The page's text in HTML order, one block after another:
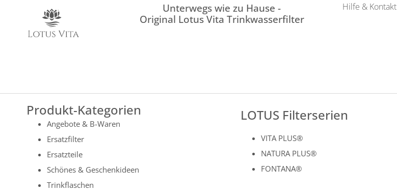
Unterwegs wie zu Hause -
Original Lotus Vita Trinkwasserfilter
Hilfe & Kontakt
Produkt-Kategorien
Angebote & B-Waren
Ersatzfilter
Ersatzteile
Schönes & Geschenkideen
Trinkflaschen
LOTUS Filterserien
VITA PLUS®
NATURA PLUS®
FONTANA®